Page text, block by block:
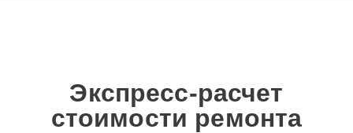
Экспресс-расчет
стоимости ремонта